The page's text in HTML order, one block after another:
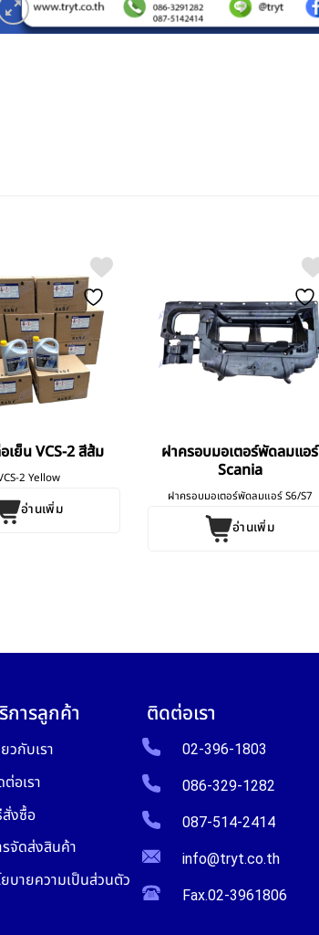
เย็น VCS-2 สีส้ม
2 Yellow
อ่านเพิ่ม
ฝาครอบมอเตอร์พัดลมแอร์
Scania
ฝาครอบมอเตอร์พัดลมแอร์ S6/S7
อ่านเพิ่ม
การลูกค้า
วกับเรา
ต่อเรา
งซื้อ
รจัดส่งสินค้า
ยบายความเป็นส่วนตัว
ติดต่อเรา
02-396-1803
086-329-1282
087-514-2414
info@tryt.co.th
Fax.02-3961806